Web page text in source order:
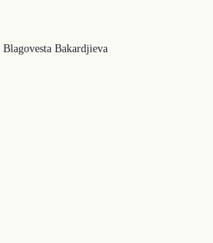
Blagovesta Bakardjieva